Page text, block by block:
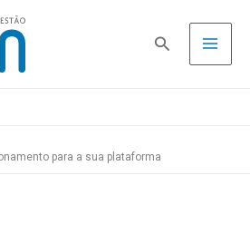
Pesquisa
para a sua plataforma